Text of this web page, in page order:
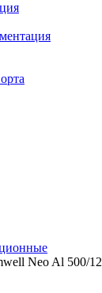
Neo Al 500/12